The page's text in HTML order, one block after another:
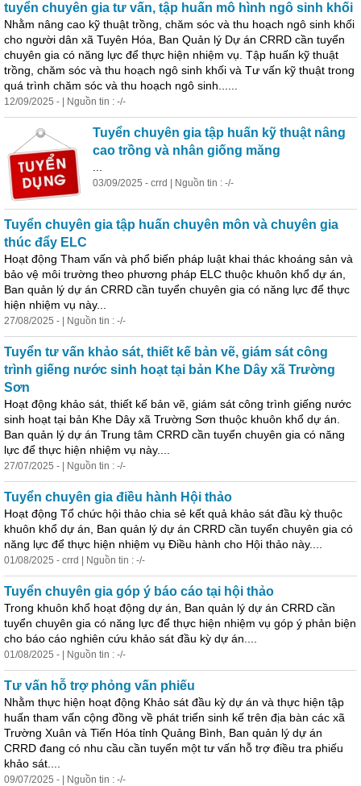
tuyển chuyên gia tư vấn, tập huấn mô hình ngô sinh khối
Nhằm nâng cao kỹ thuật trồng, chăm sóc và thu hoạch ngô sinh khối
cho người dân xã Tuyên Hóa, Ban Quản lý Dự án CRRD cần tuyển
chuyên gia có năng lực để thực hiện nhiệm vụ. Tập huấn kỹ thuật
trồng, chăm sóc và thu hoạch ngô sinh khối và Tư vấn kỹ thuật trong
quá trình chăm sóc và thu hoạch ngô sinh......
12/09/2025 - | Nguồn tin : -/-
Tuyển chuyên gia tập huấn kỹ thuật nâng
cao trồng và nhân giống măng
03/09/2025 - crrd | Nguồn tin : -/-
Tuyển chuyên gia tập huấn chuyên môn và chuyên gia
thúc đẩy ELC
Hoạt động Tham vấn và phổ biến pháp luật khai thác khoáng sản và
bảo vệ môi trường theo phương pháp ELC thuộc khuôn khổ dự án,
Ban quản lý dự án CRRD cần tuyển chuyên gia có năng lực để thực
hiện nhiệm vụ này...
27/08/2025 - | Nguồn tin : -/-
Tuyển tư vấn khảo sát, thiết kế bản vẽ, giám sát công
trình giếng nước sinh hoạt tại bản Khe Dây xã Trường
Sơn
Hoạt động khảo sát, thiết kế bản vẽ, giám sát công trình giếng nước
sinh hoạt tại bản Khe Dây xã Trường Sơn thuộc khuôn khổ dự án.
Ban quản lý dự án Trung tâm CRRD cần tuyển chuyên gia có năng
lực để thực hiện nhiệm vụ này....
27/07/2025 - | Nguồn tin : -/-
Tuyển chuyên gia điều hành Hội thảo
Hoạt động Tổ chức hội thảo chia sẻ kết quả khảo sát đầu kỳ thuộc
khuôn khổ dự án, Ban quản lý dự án CRRD cần tuyển chuyên gia có
năng lực để thực hiện nhiệm vụ Điều hành cho Hội thảo này....
01/08/2025 - crrd | Nguồn tin : -/-
Tuyển chuyên gia góp ý báo cáo tại hội thảo
Trong khuôn khổ hoạt động dự án, Ban quản lý dự án CRRD cần
tuyển chuyên gia có năng lực để thực hiện nhiệm vụ góp ý phản biện
cho báo cáo nghiên cứu khảo sát đầu kỳ dự án....
01/08/2025 - | Nguồn tin : -/-
Tư vấn hỗ trợ phỏng vấn phiếu
Nhằm thực hiện hoạt động Khảo sát đầu kỳ dự án và thực hiện tập
huấn tham vấn cộng đồng về phát triển sinh kế trên địa bàn các xã
Trường Xuân và Tiến Hóa tỉnh Quảng Bình, Ban quản lý dự án
CRRD đang có nhu cầu cần tuyển một tư vấn hỗ trợ điều tra phiếu
khảo sát....
09/07/2025 - | Nguồn tin : -/-